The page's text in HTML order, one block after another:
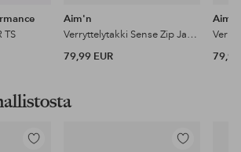
TS
Aim'n
Verryttelytakki Sense Zip Jacket
79,99 EUR
Aim'n
79,99
Lisää
Lisää